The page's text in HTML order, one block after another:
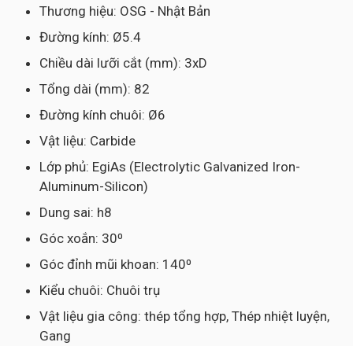
Thương hiệu: OSG - Nhật Bản
Đường kính: Ø5.4
Chiều dài lưỡi cắt (mm): 3xD
Tổng dài (mm): 82
Đường kính chuôi: Ø6
Vật liệu: Carbide
Lớp phủ: EgiAs (Electrolytic Galvanized Iron-
Aluminum-Silicon)
Dung sai: h8
Góc xoắn: 30⁰
Góc đỉnh mũi khoan: 140⁰
Kiểu chuôi: Chuôi trụ
Vật liệu gia công: thép tổng hợp, Thép nhiệt luyện,
Gang